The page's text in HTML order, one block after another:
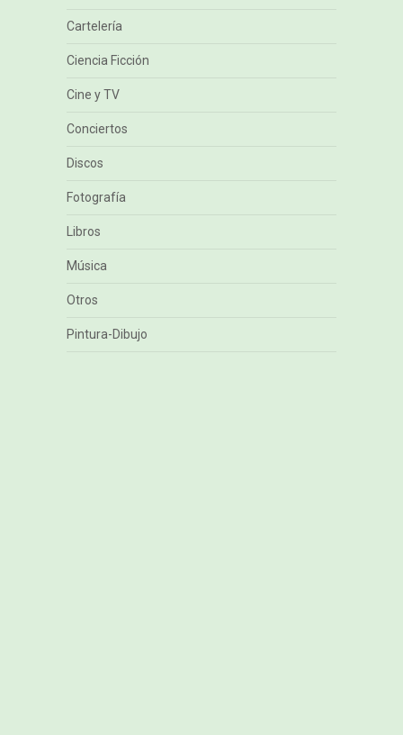
Cartelería
Ciencia Ficción
Cine y TV
Conciertos
Discos
Fotografía
Libros
Música
Otros
Pintura-Dibujo